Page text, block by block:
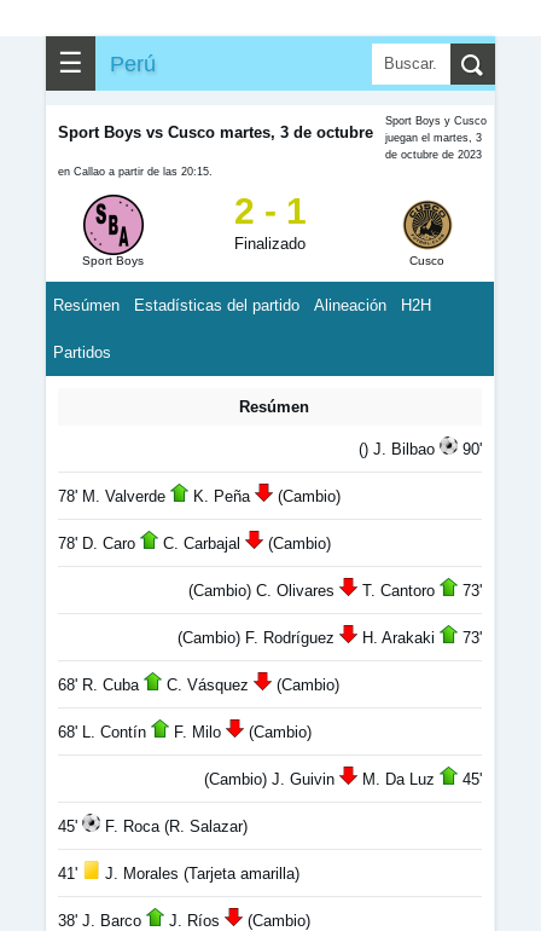
☰ Perú
Sport Boys vs Cusco martes, 3 de octubre
Sport Boys y Cusco
juegan el martes, 3
de octubre de 2023
en Callao a partir de las 20:15.
Sport Boys
2 - 1
Finalizado
Cusco
Resúmen Estadísticas del partido Alineación H2H
Partidos
Resúmen
() J. Bilbao 90'
78' M. Valverde K. Peña (Cambio)
78' D. Caro C. Carbajal (Cambio)
(Cambio) C. Olivares T. Cantoro 73'
(Cambio) F. Rodríguez H. Arakaki 73'
68' R. Cuba C. Vásquez (Cambio)
68' L. Contín F. Milo (Cambio)
(Cambio) J. Guivin M. Da Luz 45'
45' F. Roca (R. Salazar)
41' J. Morales (Tarjeta amarilla)
38' J. Barco J. Ríos (Cambio)